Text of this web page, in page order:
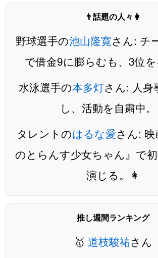
👨話題の人々👩
野球選手の池山隆寛さん: チ
で借金9に膨らむも、3位
水泳選手の本多灯さん: 人身
し、活動を自粛中
タレントのはるな愛さん: 映
のとらんす少女ちゃん』で
演じる。👩
推し週間ランキング
🥇 道枝駿祐さん